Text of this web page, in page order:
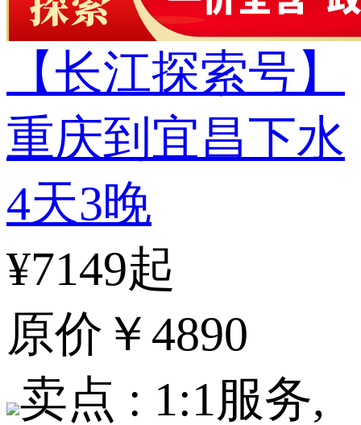
【长江探索号】
重庆到宜昌下水
4天3晚
¥7149起
原价 ￥4890
卖点 : 1:1服务,